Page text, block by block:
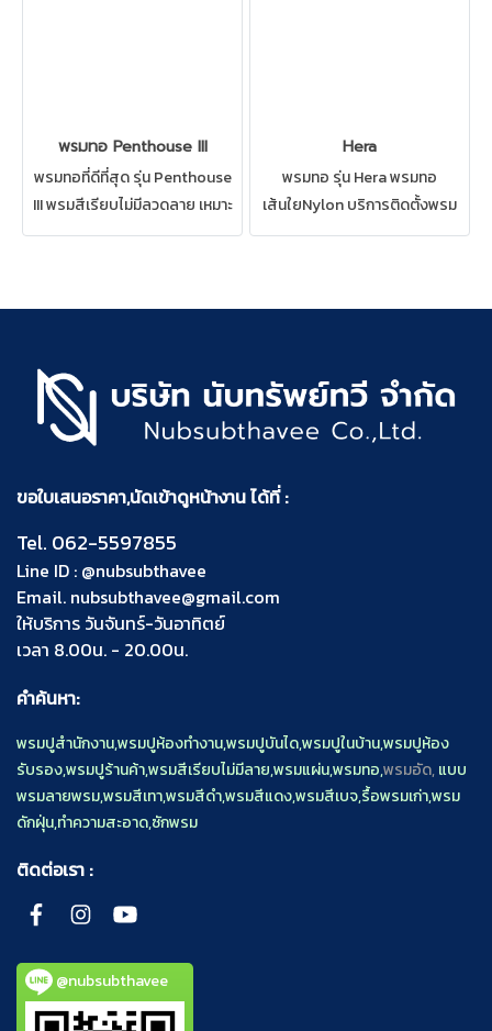
พรมทอ Penthouse III
พรมทอที่ดีที่สุด รุ่น Penthouse
III พรมสีเรียบไม่มีลวดลาย เหมาะ
สำหรับ ห้องทำงาน ห้องประชุม
Hera
พรมทอ รุ่น Hera พรมทอ
เส้นใยNylon บริการติดตั้งพรม
พร้อมยางรอง ให้สัมผัสที่นุ่มนวล
สะอาดด้วยวิธีซักพรมได้
ขอใบเสนอราคา,นัดเข้าดูหน้างาน ได้ที่ :
Tel. 062-5597855
Line ID : @nubsubthavee
Email. nubsubthavee@gmail.com
ให้บริการ วันจันทร์-วันอาทิตย์
เวลา 8.00น. - 20.00น.
คำค้นหา:
พรมปูสำนักงาน,พรมปูห้องทำงาน,พรมปูบันได,พรมปูในบ้าน,พรมปูห้อง
รับรอง,พรมปูร้านค้า,พรมสีเรียบไม่มีลาย,พรมแผ่น,พรมทอ,พรมอัด,แบบ
พรมลายพรม,พรมสีเทา,พรมสีดำ,พรมสีแดง,พรมสีเบจ,รื้อพรมเก่า,พรม
ดักฝุ่น,ทำความสะอาด,ซักพรม
ติดต่อเรา :
@nubsubthavee